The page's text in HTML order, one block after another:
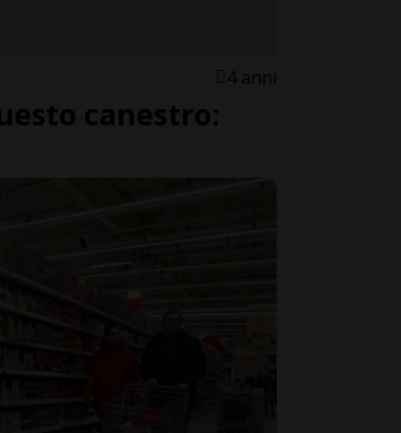
4 anni
canestro: